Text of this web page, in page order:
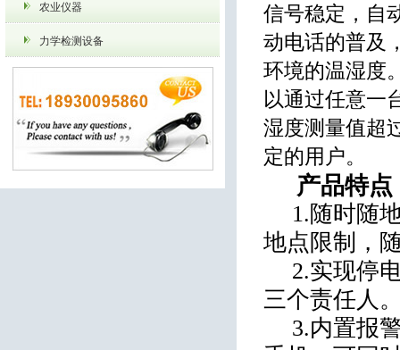
农业仪器
力学检测设备
信号稳定，自
动电话的普及
环境的温湿度
以通过任意一
湿度测量值超
定的用户。
产品特点
1.随时随
地点限制，
2.实现停
三个责任人
3.内置报